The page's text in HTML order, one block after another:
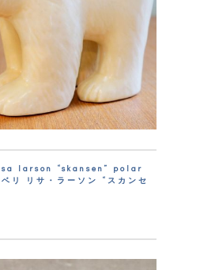
larson “skansen” polar
リ リサ・ラーソン “スカンセ